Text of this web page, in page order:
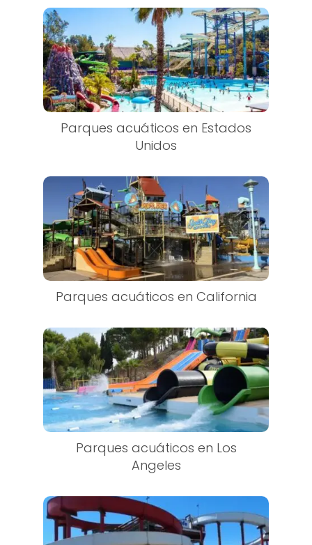
Parques acuáticos en Estados
Unidos
Parques acuáticos en California
Parques acuáticos en Los
Angeles